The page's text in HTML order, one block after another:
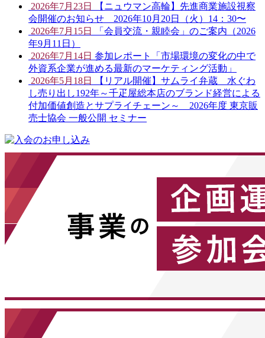
2026年7月23日
【ニュウマン高輪】先進商業施設視察
会開催のお知らせ 2026年10月20日（火）14：30〜
2026年7月15日
「会員交流・親睦会」のご案内（2026
年9月11日）
2026年7月14日 参加レポート「市場環境の変化の中で
外資系企業が進める最新のマーケティング活動」
2026年5月18日
【リアル開催】サムライ弁蔵 水ぐわ
し売り出し192年～千疋屋総本店のブランド経営による
付加価値創造とサプライチェーン～ 2026年度 東京販
売士協会 一般公開 セミナー